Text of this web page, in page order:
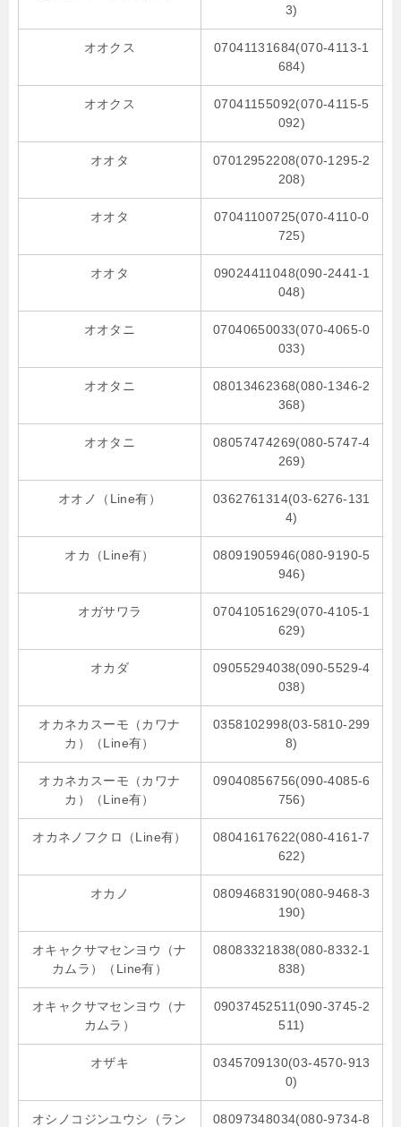
3)
オオクス
07041131684(070-4113-1
684)
オオクス
07041155092(070-4115-5
092)
オオタ
07012952208(070-1295-2
208)
オオタ
07041100725(070-4110-0
725)
オオタ
09024411048(090-2441-1
048)
オオタニ
07040650033(070-4065-0
033)
オオタニ
08013462368(080-1346-2
368)
オオタニ
08057474269(080-5747-4
269)
オオノ（Line有）
0362761314(03-6276-131
4)
オカ（Line有）
08091905946(080-9190-5
946)
オガサワラ
07041051629(070-4105-1
629)
オカダ
09055294038(090-5529-4
038)
オカネカスーモ（カワナ
カ）（Line有）
0358102998(03-5810-299
8)
オカネカスーモ（カワナ
カ）（Line有）
09040856756(090-4085-6
756)
オカネノフクロ（Line有）
08041617622(080-4161-7
622)
オカノ
08094683190(080-9468-3
190)
オキャクサマセンヨウ（ナ
カムラ）（Line有）
08083321838(080-8332-1
838)
オキャクサマセンヨウ（ナ
カムラ）
09037452511(090-3745-2
511)
オザキ
0345709130(03-4570-913
0)
オシノコジンユウシ（ラン 08097348034(080-9734-8